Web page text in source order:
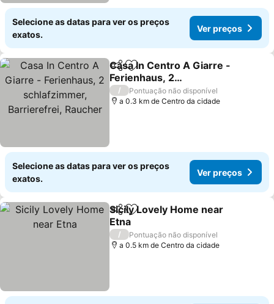
Selecione as datas para ver os preços
exatos.
Ver preços
PartilharAdicionar aos favoritos
Casa In Centro A Giarre -
Ferienhaus, 2
schlafzimmer,
Barrierefrei, Raucher
Ver preços
/
Pontuação não disponível
a 0.3 km de Centro da cidade
Selecione as datas para ver os preços
exatos.
Ver preços
PartilharAdicionar aos favoritos
Sicily Lovely Home near
Etna
Ver preços
/
Pontuação não disponível
a 0.5 km de Centro da cidade